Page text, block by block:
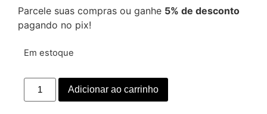
Parcele suas compras ou ganhe 5% de desconto
pagando no pix!
Em estoque
Adicionar ao carrinho